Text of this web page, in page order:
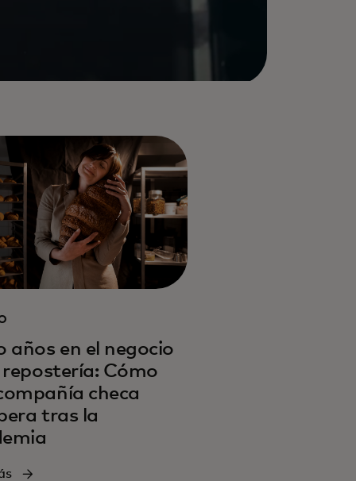
años en el negocio
repostería: Cómo
checa
tras la